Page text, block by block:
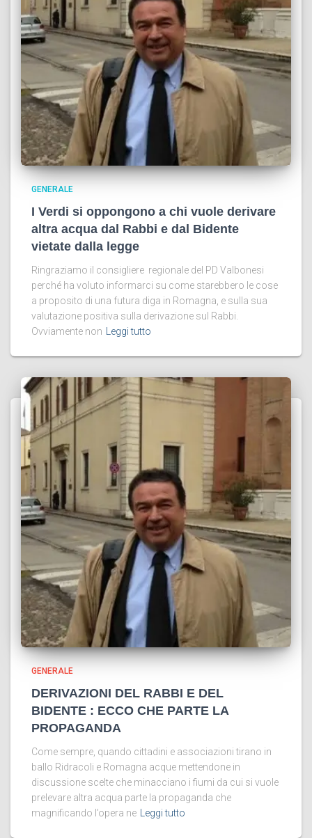
GENERALE
I Verdi si oppongono a chi vuole derivare
altra acqua dal Rabbi e dal Bidente
vietate dalla legge
Ringraziamo il consigliere regionale del PD Valbonesi
perché ha voluto informarci su come starebbero le cose
a proposito di una futura diga in Romagna, e sulla sua
valutazione positiva sulla derivazione sul Rabbi.
Ovviamente non
Leggi tutto
GENERALE
DERIVAZIONI DEL RABBI E DEL
BIDENTE : ECCO CHE PARTE LA
PROPAGANDA
Come sempre, quando cittadini e associazioni tirano in
ballo Ridracoli e Romagna acque mettendone in
discussione scelte che minacciano i fiumi da cui si vuole
prelevare altra acqua parte la propaganda che
magnificando l’opera ne
Leggi tutto